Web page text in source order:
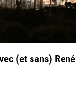
(et sans) René